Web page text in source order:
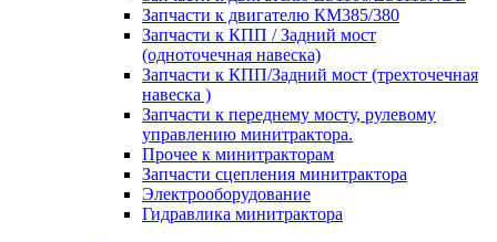
Запчасти к двигателю КМ385/380
Запчасти к КПП / Задний мост
(одноточечная навеска)
Запчасти к КПП/Задний мост (трехточечная
навеска )
Запчасти к переднему мосту, рулевому
управлению минитрактора.
Прочее к минитракторам
Запчасти сцепления минитрактора
Электрооборудование
Гидравлика минитрактора